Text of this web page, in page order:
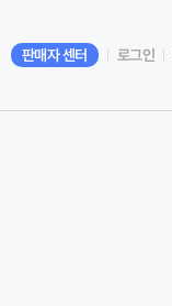
판매자 센터 로그인